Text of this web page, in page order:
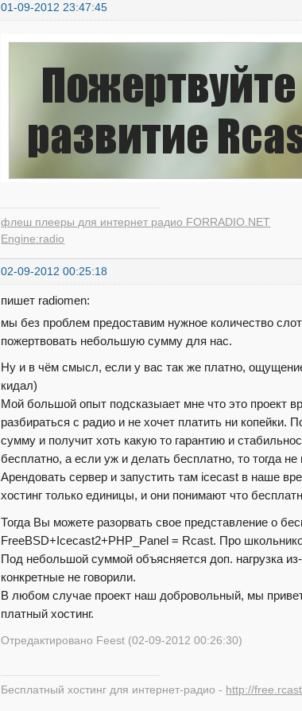
01-09-2012 23:47:45
флеш плееры для интернет радио FORRADIO.NET
Engine:radio
02-09-2012 00:25:18
пишет radiomen:
мы без проблем предоставим нужное количество
пожертвовать небольшую сумму для нас.
Ну и в чём смысл, если у вас так же платно,
кидал)
Мой большой опыт подсказыает мне что это проект
разбираться с радио и не хочет платить ни копейки.
сумму и получит хоть какую то гарантию и
бесплатно, а если уж и делать бесплатно, то тогда
Арендовать сервер и запустить там icecast в наше
хостинг только единицы, и они понимают что
Тогда Вы можете разорвать свое представление о
FreeBSD+Icecast2+PHP_Panel = Rcast. Про
Под небольшой суммой объясняется доп. нагрузка
конкретные не говорили.
В любом случае проект наш добровольный, мы
платный хостинг.
Отредактировано Feest (02-09-2012 00:26:30)
Бесплатный хостинг для интернет-радио - http://